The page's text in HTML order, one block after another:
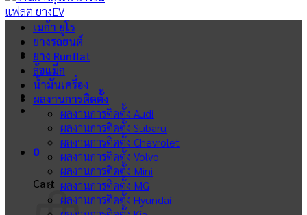
0
Cart
เมก้า ยูโร
ยางรถยนต์
ยาง Runflat
ล้อแม็ก
น้ำมันเครื่อง
ผลงานการติดตั้ง
ผลงานการติดตั้ง Audi
ผลงานการติดตั้ง Subaru
ผลงานการติดตั้ง Chevrolet
ผลงานการติดตั้ง Volvo
ผลงานการติดตั้ง Mini
ผลงานการติดตั้ง MG
ผลงานการติดตั้ง Hyundai